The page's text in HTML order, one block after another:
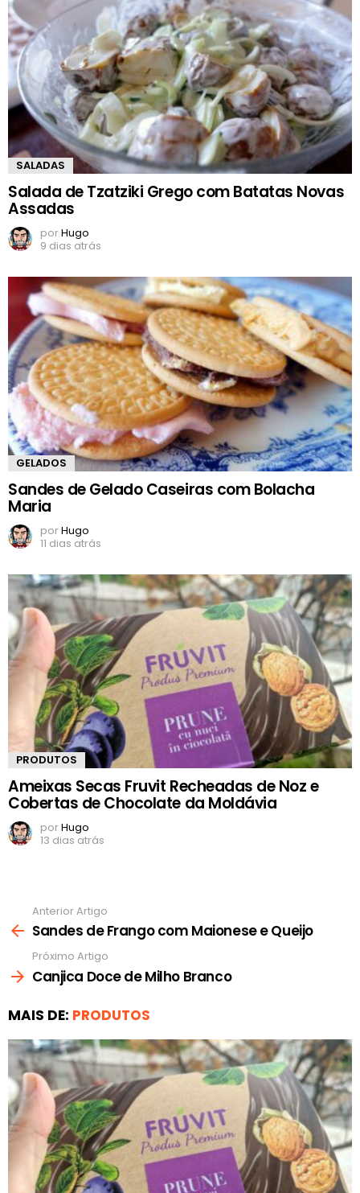
SALADAS
Salada de Tzatziki Grego com Batatas Novas
Assadas
porHugo
9 dias atrás
GELADOS
Sandes de Gelado Caseiras com Bolacha
Maria
porHugo
11 dias atrás
PRODUTOS
Ameixas Secas Fruvit Recheadas de Noz e
Cobertas de Chocolate da Moldávia
porHugo
13 dias atrás
mais
Anterior Artigo
Sandes de Frango com Maionese e Queijo
Próximo Artigo
Canjica Doce de Milho Branco
MAIS DE: PRODUTOS